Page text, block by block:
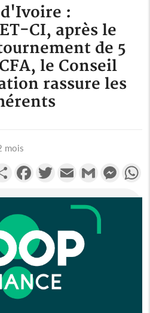
:
CI, après le
de 5
le Conseil
rassure les
mois
PartagerFacebookTwitterEmail Gmail